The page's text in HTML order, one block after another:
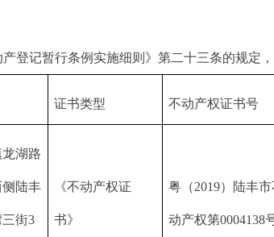
记暂行条例实施细则》第二十三条的规定，
证书类型 不动产权证书号
湖路
陆丰
街3
《不动产权证
书》
粤（2019）陆丰市
动产权第0004138